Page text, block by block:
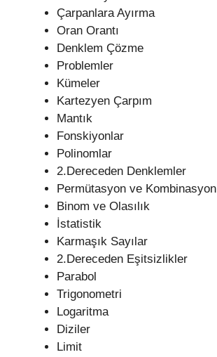
Çarpanlara Ayırma
Oran Orantı
Denklem Çözme
Problemler
Kümeler
Kartezyen Çarpım
Mantık
Fonskiyonlar
Polinomlar
2.Dereceden Denklemler
Permütasyon ve Kombinasyon
Binom ve Olasılık
İstatistik
Karmaşık Sayılar
2.Dereceden Eşitsizlikler
Parabol
Trigonometri
Logaritma
Diziler
Limit